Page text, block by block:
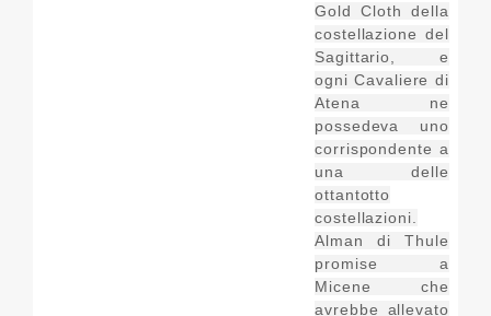
Gold Cloth della
costellazione del
Sagittario, e
ogni Cavaliere di
Atena ne
possedeva uno
corrispondente a
una delle
ottantotto
costellazioni.
Alman di Thule
promise a
Micene che
avrebbe allevato